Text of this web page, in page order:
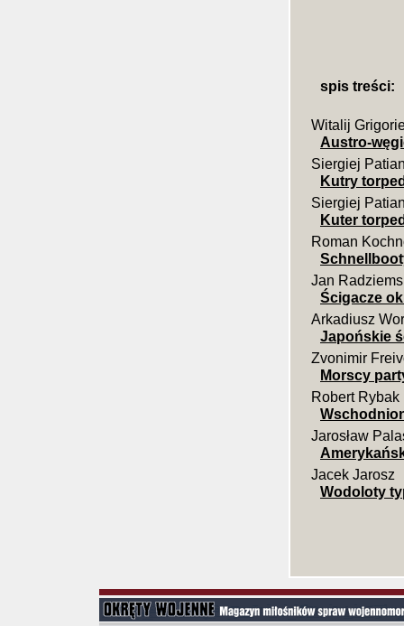
spis treści:
Witalij
Austro-
Siergiej
Kutry
Siergiej
Kuter
Roman
Jan
Ścigacze
Arkadiusz
Japońskie
Zvonimir
Morscy
Robert Rybak
Jarosław
Jacek Jarosz
Wodoloty